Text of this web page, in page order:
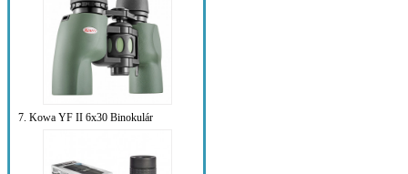
7. Kowa YF II 6x30 Binokulár